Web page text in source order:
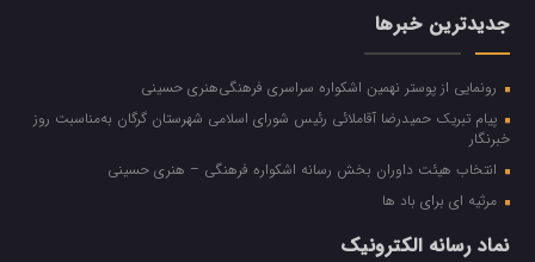
جدیدترین خبرها
رونمایی از پوستر نهمین اشکواره سراسری فرهنگی‌هنری حسینی
پیام تبریک حمیدرضا آقاملائی رئیس شورای اسلامی شهرستان گرگان به‌مناسبت روز
خبرنگار
انتخاب هیئت داوران بخش رسانه اشکواره فرهنگی‌ – هنری حسینی
مرثیه ای برای باد ها
نماد رسانه الکترونیک